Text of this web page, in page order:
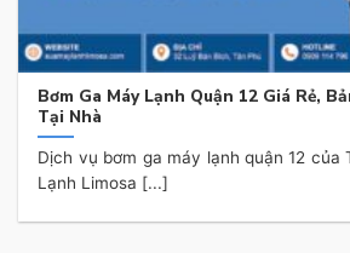
Bơm Ga Máy Lạnh Quận 12 Giá Rẻ,
Tại Nhà
Dịch vụ bơm ga máy lạnh quận 12 của
Lạnh Limosa [...]